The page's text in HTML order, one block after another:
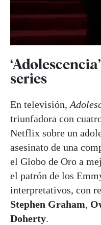
series
En televisión,
triunfadora con
Netflix sobre un
asesinato de una
el Globo de Oro a
el patrón de los
interpretativos, con
Stephen Graham,
Doherty.